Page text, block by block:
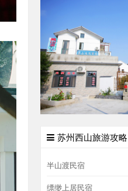
苏州西山旅游攻略
半山渡民宿
缥缈上居民宿